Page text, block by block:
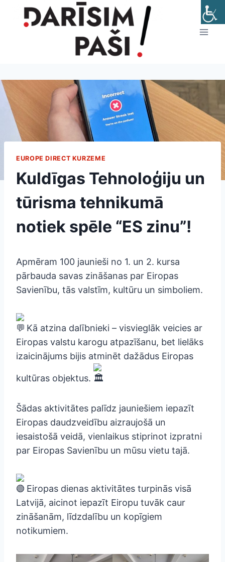
EUROPE DIRECT KURZEME
Kuldīgas Tehnoloģiju un
tūrisma tehnikumā
notiek spēle “ES zinu”!
Apmēram 100 jaunieši no 1. un 2. kursa
pārbauda savas zināšanas par Eiropas
Savienību, tās valstīm, kultūru un simboliem.
Kā atzina dalībnieki – visvieglāk veicies ar
Eiropas valstu karogu atpazīšanu, bet lielāks
izaicinājums bijis atminēt dažādus Eiropas
kultūras objektus.
Šādas aktivitātes palīdz jauniešiem iepazīt
Eiropas daudzveidību aizraujošā un
iesaistošā veidā, vienlaikus stiprinot izpratni
par Eiropas Savienību un mūsu vietu tajā.
Eiropas dienas aktivitātes turpinās visā
Latvijā, aicinot iepazīt Eiropu tuvāk caur
zināšanām, līdzdalību un kopīgiem
notikumiem.